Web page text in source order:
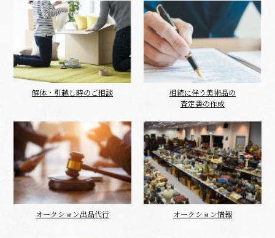
解体・引越し時のご相談
相続に伴う美術品の
査定書の作成
オークション出品代行 オークション情報